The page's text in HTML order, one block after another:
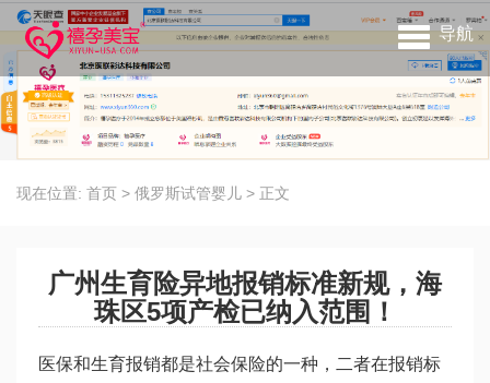
导航
现在位置: 首页 > 俄罗斯试管婴儿 > 正文
广州生育险异地报销标准新规，海
珠区5项产检已纳入范围！
医保和生育报销都是社会保险的一种，二者在报销标